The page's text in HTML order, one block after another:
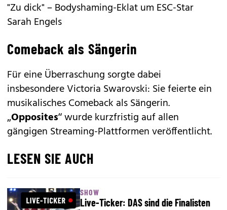
"Zu dick" – Bodyshaming-Eklat um ESC-Star
Sarah Engels
Comeback als Sängerin
Für eine Überraschung sorgte dabei
insbesondere Victoria Swarovski: Sie feierte ein
musikalisches Comeback als Sängerin.
„Opposites“ wurde kurzfristig auf allen
gängigen Streaming-Plattformen veröffentlicht.
LESEN SIE AUCH
SHOW
Live-Ticker: DAS sind die Finalisten